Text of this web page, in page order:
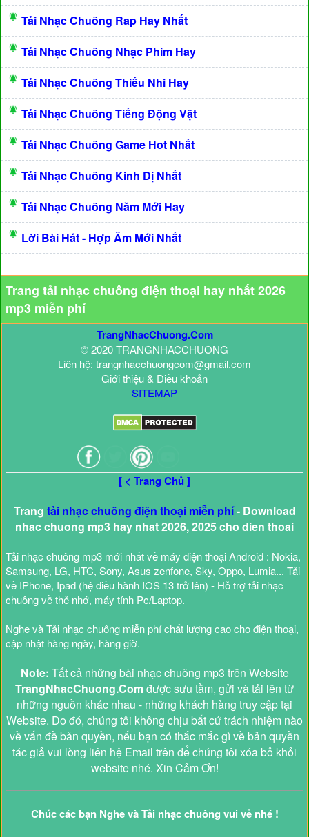
Tải Nhạc Chuông Rap Hay Nhất
Tải Nhạc Chuông Nhạc Phim Hay
Tải Nhạc Chuông Thiếu Nhi Hay
Tải Nhạc Chuông Tiếng Động Vật
Tải Nhạc Chuông Game Hot Nhất
Tải Nhạc Chuông Kinh Dị Nhất
Tải Nhạc Chuông Năm Mới Hay
Lời Bài Hát - Hợp Âm Mới Nhất
Trang tải nhạc chuông điện thoại hay nhất 2026
mp3 miễn phí
TrangNhacChuong.Com
© 2020 TRANGNHACCHUONG
Liên hệ: trangnhacchuongcom@gmail.com
Giới thiệu & Điều khoản
SITEMAP
[ < Trang Chủ ]
Trang tải nhạc chuông điện thoại miễn phí- Download
nhac chuong mp3 hay nhat 2026, 2025 cho dien thoai
Tải nhạc chuông mp3 mới nhất về máy điện thoại Android : Nokia,
Samsung, LG, HTC, Sony, Asus zenfone, Sky, Oppo, Lumia... Tải
về IPhone, Ipad (hệ điều hành IOS 13 trở lên) - Hỗ trợ tải nhạc
chuông về thẻ nhớ, máy tính Pc/Laptop.
Nghe và Tải nhạc chuông miễn phí chất lượng cao cho điện thoại,
cập nhật hàng ngày, hàng giờ.
Note: Tất cả những bài nhạc chuông mp3 trên Website
TrangNhacChuong.Comđược sưu tầm, gửi và tải lên từ
những nguồn khác nhau - những khách hàng truy cập tại
Website. Do đó, chúng tôi không chịu bất cứ trách nhiệm nào
về vấn đề bản quyền, nếu bạn có thắc mắc gì về bản quyền
tác giả vui lòng liên hệ Email trên để chúng tôi xóa bỏ khỏi
website nhé. Xin Cảm Ơn!
Chúc các bạn Nghe và Tải nhạc chuông vui vẻ nhé !